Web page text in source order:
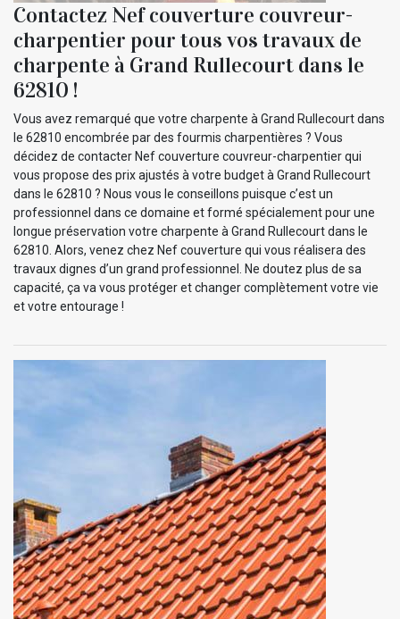
Contactez Nef couverture couvreur-
charpentier pour tous vos travaux de
charpente à Grand Rullecourt dans le
62810 !
Vous avez remarqué que votre charpente à Grand Rullecourt dans
le 62810 encombrée par des fourmis charpentières ? Vous
décidez de contacter Nef couverture couvreur-charpentier qui
vous propose des prix ajustés à votre budget à Grand Rullecourt
dans le 62810 ? Nous vous le conseillons puisque c’est un
professionnel dans ce domaine et formé spécialement pour une
longue préservation votre charpente à Grand Rullecourt dans le
62810. Alors, venez chez Nef couverture qui vous réalisera des
travaux dignes d’un grand professionnel. Ne doutez plus de sa
capacité, ça va vous protéger et changer complètement votre vie
et votre entourage !